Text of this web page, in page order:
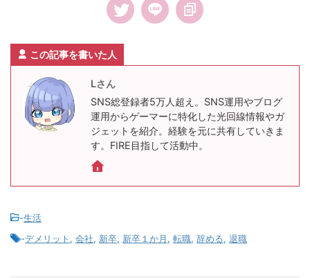
この記事を書いた人
Lさん
SNS総登録者5万人超え。SNS運用やブログ
運用からゲーマーに特化した光回線情報やガ
ジェットを紹介。経験を元に共有していきま
す。FIRE目指して活動中。
-生活
-デメリット , 会社, 新卒, 新卒１か月 , 転職, 辞める, 退職